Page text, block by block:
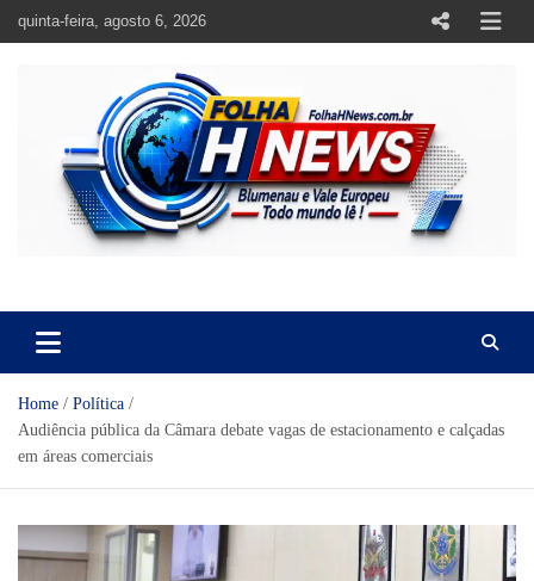
quinta-feira, agosto 6, 2026
Home
Política
Audiência pública da Câmara debate vagas de estacionamento e calçadas
em áreas comerciais